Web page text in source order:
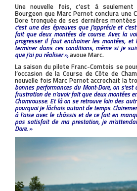
Une nouvelle fois, c’est à
Bourgeon que Marc Pernot conclura une
Dore tronquée de ses dernières
c’est une des épreuves que j’apprécie et
fait que deux montées de course. Avec la
progresser il faut enchainer les montées, et
terminer dans ces conditions, même si je
que j’ai pu réaliser »,avoue Marc.
La saison du pilote Franc-Comtois se
l’occasion de la Course de Côte de
nouvelle fois Marc Pernot accrochait la
bonnes performances du Mont-Dore, on
frustration de n’avoir fait que deux montées
Chamrousse. Et là on se retrouve loin des
pourquoi je lâchais autant de temps.
à l’aise avec le châssis et de ce fait en
pas satisfait de ma prestation, je
Dore. »